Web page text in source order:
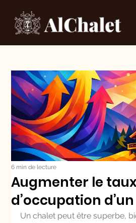
Augmenter le
d’occupation
6 min de lecture
Un chalet peut être superbe,